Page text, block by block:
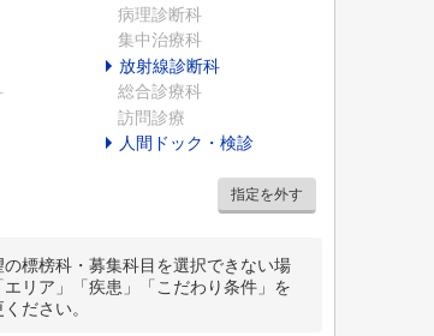
病理診断科
集中治療科
放射線診断科
総合診療科
訪問診療
人間ドック・検診
指定を外す
の標榜科・募集科目を選択できない場
エリア」「疾患」「こだわり条件」を
ださい。